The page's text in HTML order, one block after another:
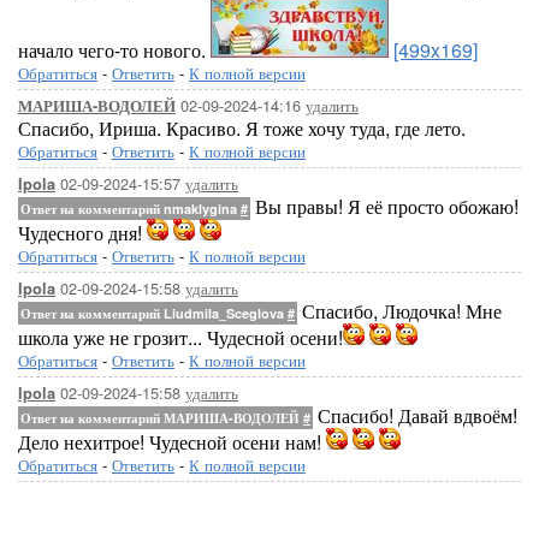
начало чего-то нового. [499x169]
Обратиться - Ответить - К полной версии
МАРИША-ВОДОЛЕЙ 02-09-2024-14:16 удалить
Спасибо, Ириша. Красиво. Я тоже хочу туда, где лето.
Обратиться - Ответить - К полной версии
Ipola 02-09-2024-15:57 удалить
Ответ на комментарий nmaklygina # Вы правы! Я её просто обожаю!
Чудесного дня!
Обратиться - Ответить - К полной версии
Ipola 02-09-2024-15:58 удалить
Ответ на комментарий Liudmila_Sceglova # Спасибо, Людочка! Мне
школа уже не грозит... Чудесной осени!
Обратиться - Ответить - К полной версии
Ipola 02-09-2024-15:58 удалить
Ответ на комментарий МАРИША-ВОДОЛЕЙ # Спасибо! Давай вдвоём!
Дело нехитрое! Чудесной осени нам!
Обратиться - Ответить - К полной версии